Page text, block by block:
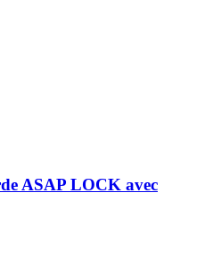
ASAP LOCK avec